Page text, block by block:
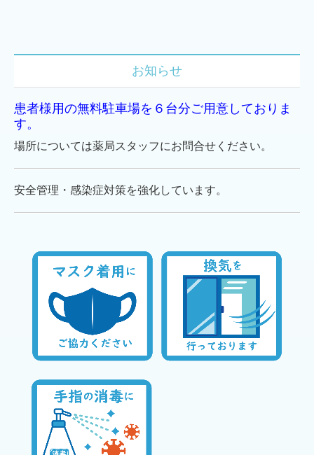
お知らせ
患者様用の無料駐車場を６台分ご用意しておりま
す。
場所については薬局スタッフにお問合せください。
安全管理・感染症対策を強化しています。